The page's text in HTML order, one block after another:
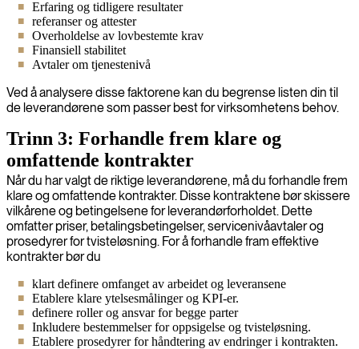
Erfaring og tidligere resultater
referanser og attester
Overholdelse av lovbestemte krav
Finansiell stabilitet
Avtaler om tjenestenivå
Ved å analysere disse faktorene kan du begrense listen din til
de leverandørene som passer best for virksomhetens behov.
Trinn 3: Forhandle frem klare og
omfattende kontrakter
Når du har valgt de riktige leverandørene, må du forhandle frem
klare og omfattende kontrakter. Disse kontraktene bør skissere
vilkårene og betingelsene for leverandørforholdet. Dette
omfatter priser, betalingsbetingelser, servicenivåavtaler og
prosedyrer for tvisteløsning. For å forhandle fram effektive
kontrakter bør du
klart definere omfanget av arbeidet og leveransene
Etablere klare ytelsesmålinger og KPI-er.
definere roller og ansvar for begge parter
Inkludere bestemmelser for oppsigelse og tvisteløsning.
Etablere prosedyrer for håndtering av endringer i kontrakten.